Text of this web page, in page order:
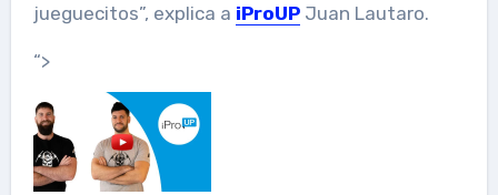
jueguecitos”, explica a iProUPJuan Lautaro.
“>